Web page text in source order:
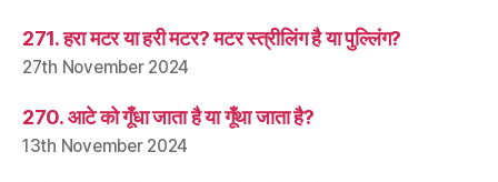
271. हरा मटर या हरी मटर? मटर स्त्रीलिंग है या पुल्लिंग?
27th November 2024
270. आटे को गूँधा जाता है या गूँथा जाता है?
13th November 2024